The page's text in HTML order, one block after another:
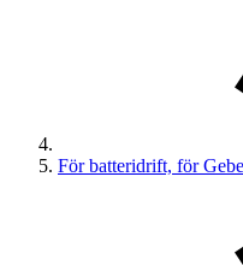
För batteridrift, för